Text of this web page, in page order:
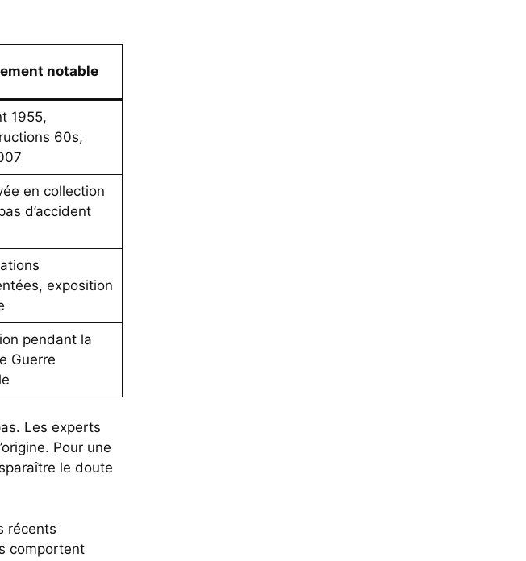
notable
1955,
60s,
en collection
d’accident
exposition
pendant la
Guerre
Les experts
Pour une
le doute
récents
comportent